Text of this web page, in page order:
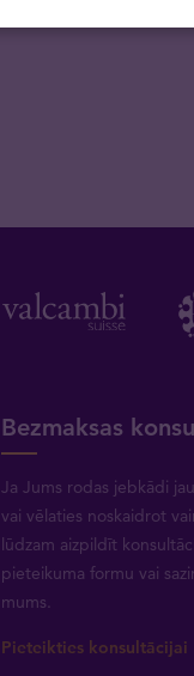
Bezmaksas
Ja Jums rodas jebkādi
vai vēlaties noskaidrot
lūdzam aizpildīt
pieteikuma formu vai
mums.
Pieteikties konsultācijai